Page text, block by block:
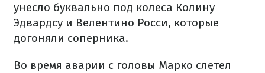
унесло буквально под колеса Колину
Эдвардсу и Велентино Росси, которые
догоняли соперника.
Во время аварии с головы Марко слетел